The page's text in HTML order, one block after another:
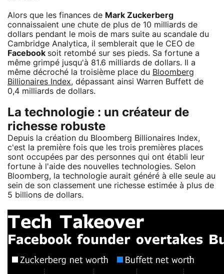
Alors que les finances de Mark Zuckerberg
connaissaient une chute de plus de 10 milliards de
dollars pendant le mois de mars suite au scandale du
Cambridge Analytica, il semblerait que le CEO de
Facebook soit retombé sur ses pieds. Sa fortune a
même grimpé jusqu'à 81.6 milliards de dollars. Il a
même décroché la troisième place du Bloomberg
Billionaires Index, dépassant ainsi Warren Buffett de
0,4 milliards de dollars.
La technologie : un créateur de
richesse robuste
Depuis la création du Bloomberg Billionaires Index,
c'est la première fois que les trois premières places
sont occupées par des personnes qui ont établi leur
fortune à l'aide des nouvelles technologies. Selon
Bloomberg, la technologie aurait généré à elle seule au
sein de son classement une richesse estimée à plus de
5 billions de dollars.